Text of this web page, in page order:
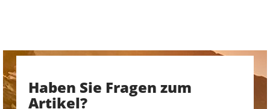
Haben Sie Fragen zum
Artikel?